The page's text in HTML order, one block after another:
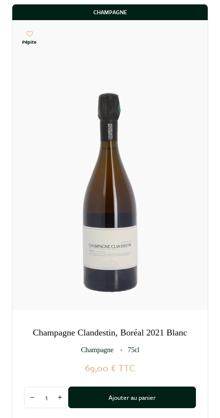
CHAMPAGNE
Pépite
Champagne Clandestin, Boréal 2021 Blanc
Champagne 75cl
69,00 €TTC
Diminuer la quantité
Augmenter la quantitéAjouter au panier